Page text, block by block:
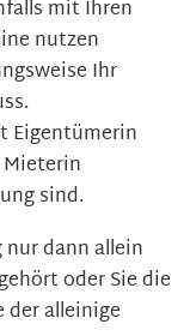
mit Ihren
nutzen
Ihr
Eigentümerin
sind.
dann allein
oder Sie die
alleinige